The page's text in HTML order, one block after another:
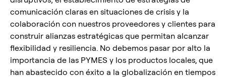
comunicación claras en situaciones de crisis y la
colaboración con nuestros proveedores y clientes para
construir alianzas estratégicas que permitan alcanzar
flexibilidad y resiliencia. No debemos pasar por alto la
importancia de las PYMES y los productos locales, que
han abastecido con éxito a la globalización en tiempos